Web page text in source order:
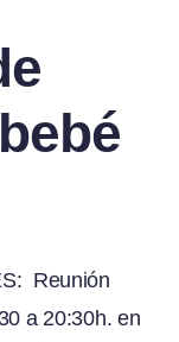
Reunión
a 20:30h. en